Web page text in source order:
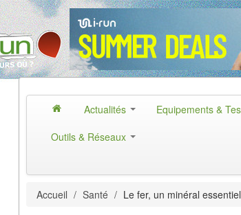
Actualités Equipements &
Outils & Réseaux
Accueil / Santé / Le fer, un minéral